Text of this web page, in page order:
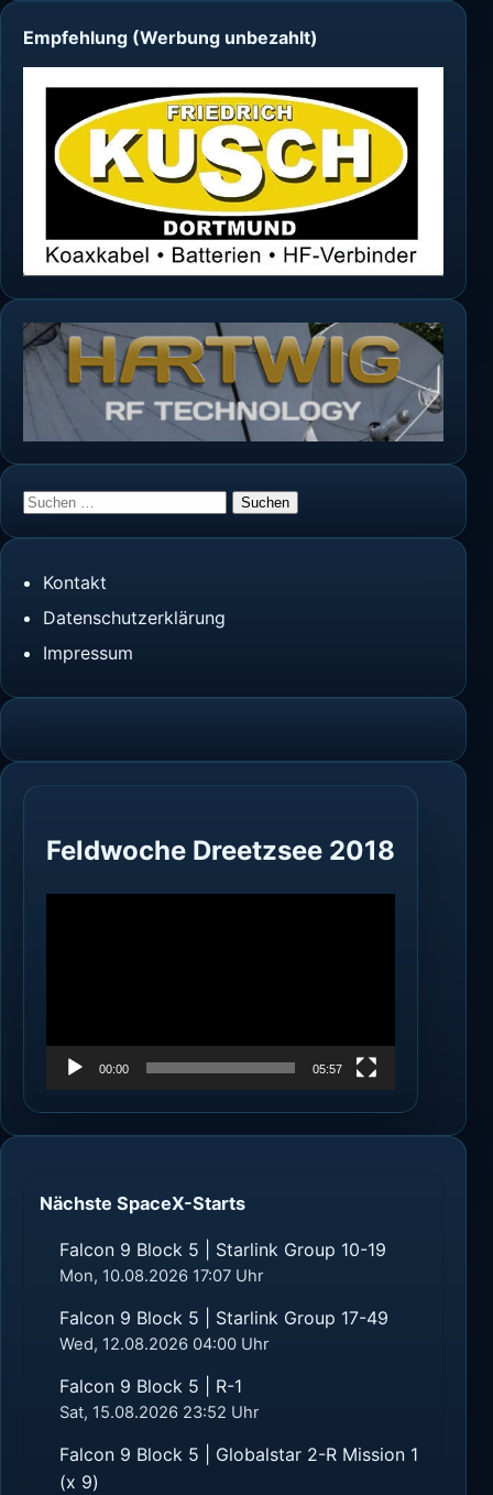
Empfehlung (Werbung unbezahlt)
Suchen
Kontakt
Datenschutzerklärung
Impressum
Feldwoche Dreetzsee 2018
00:00 05:57
Nächste SpaceX-Starts
Falcon 9 Block 5 | Starlink Group 10-19
Mon, 10.08.2026 17:07 Uhr
Falcon 9 Block 5 | Starlink Group 17-49
Wed, 12.08.2026 04:00 Uhr
Falcon 9 Block 5 | R-1
Sat, 15.08.2026 23:52 Uhr
Falcon 9 Block 5 | Globalstar 2-R Mission 1
(x 9)